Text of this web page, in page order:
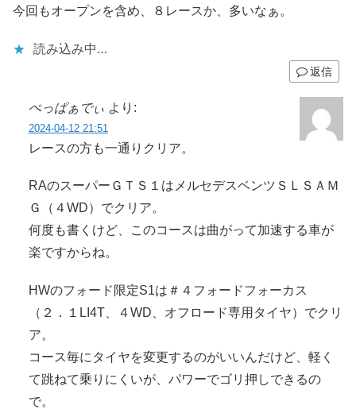
今回もオープンを含め、８レースか、多いなぁ。
読み込み中…
返信
ぺっぱぁでぃ より:
2024-04-12 21:51
レースの方も一通りクリア。
RAのスーパーＧＴＳ１はメルセデスベンツＳＬＳＡＭ
Ｇ（４WD）でクリア。
何度も書くけど、このコースは曲がって加速する車が
楽ですからね。
HWのフォード限定S1は＃４フォードフォーカス
（２．１LI4T、４WD、オフロード専用タイヤ）でクリ
ア。
コース毎にタイヤを変更するのがいいんだけど、軽く
て跳ねて乗りにくいが、パワーでゴリ押しできるの
で。